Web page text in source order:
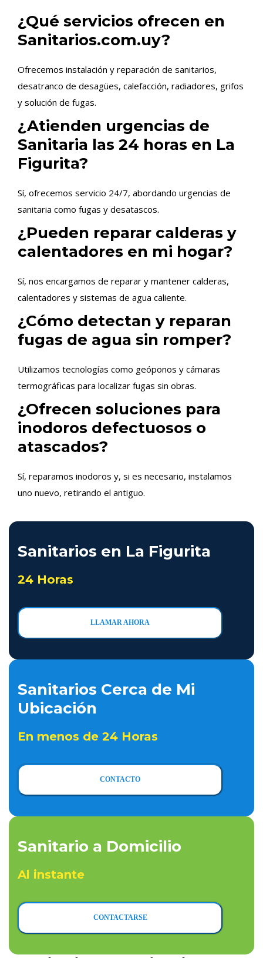
¿Qué servicios ofrecen en
Sanitarios.com.uy?
Ofrecemos instalación y reparación de sanitarios,
desatranco de desagües, calefacción, radiadores, grifos
y solución de fugas.
¿Atienden urgencias de
Sanitaria las 24 horas en La
Figurita?
Sí, ofrecemos servicio 24/7, abordando urgencias de
sanitaria como fugas y desatascos.
¿Pueden reparar calderas y
calentadores en mi hogar?
Sí, nos encargamos de reparar y mantener calderas,
calentadores y sistemas de agua caliente.
¿Cómo detectan y reparan
fugas de agua sin romper?
Utilizamos tecnologías como geóponos y cámaras
termográficas para localizar fugas sin obras.
¿Ofrecen soluciones para
inodoros defectuosos o
atascados?
Sí, reparamos inodoros y, si es necesario, instalamos
uno nuevo, retirando el antiguo.
Sanitarios en La Figurita
24 Horas
LLAMAR AHORA
Sanitarios Cerca de Mi
Ubicación
En menos de 24 Horas
CONTACTO
Sanitario a Domicilio
Al instante
CONTACTARSE